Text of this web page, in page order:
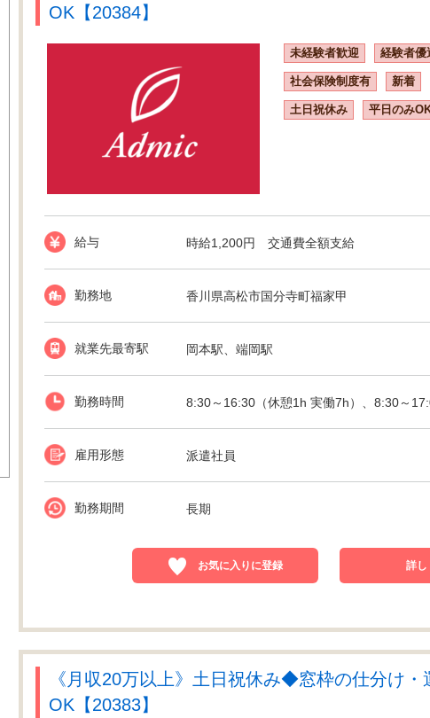
OK【20384】
未経験者歓迎 経験者優
社会保険制度有 新着
土日祝休み 平日のみ
給与 時給1,200円 交通費全額支給
勤務地 香川県高松市国分寺町福家甲
就業先最寄駅 岡本駅、端岡駅
勤務時間 8:30～16:30（休憩1h 実働7h）、8:30～
雇用形態 派遣社員
勤務期間 長期
お気に入りに登録 詳し
《月収20万以上》土日祝休み◆窓枠の仕分け
OK【20383】